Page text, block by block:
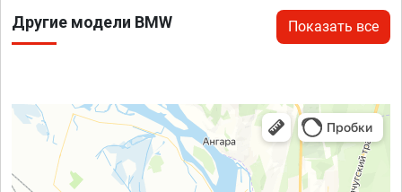
Другие модели BMW Показать все